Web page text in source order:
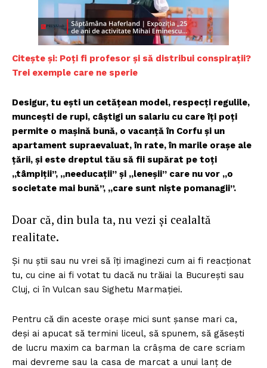
Citește și: Poți fi profesor și să distribui conspirații?
Trei exemple care ne sperie
Desigur, tu ești un cetățean model, respecți regulile,
muncești de rupi, câștigi un salariu cu care îți poți
permite o mașină bună, o vacanță în Corfu și un
apartament supraevaluat, în rate, în marile orașe ale
țării, și este dreptul tău să fii supărat pe toți
„tâmpiții”, „needucații” și „leneșii” care nu vor „o
societate mai bună”, „care sunt niște pomanagii”.
Doar că, din bula ta, nu vezi și cealaltă
realitate.
Și nu știi sau nu vrei să îți imaginezi cum ai fi reacționat
tu, cu cine ai fi votat tu dacă nu trăiai la București sau
Cluj, ci în Vulcan sau Sighetu Marmației.
Pentru că din aceste orașe mici sunt șanse mari ca,
deși ai apucat să termini liceul, să spunem, să găsești
de lucru maxim ca barman la crâșma de care scriam
mai devreme sau la casa de marcat a unui lanț de